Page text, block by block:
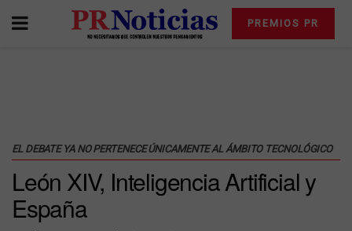
PREMIOS PR
EL DEBATE YA NO PERTENECE ÚNICAMENTE AL ÁMBITO TECNOLÓGICO
León XIV, Inteligencia Artificial y
España